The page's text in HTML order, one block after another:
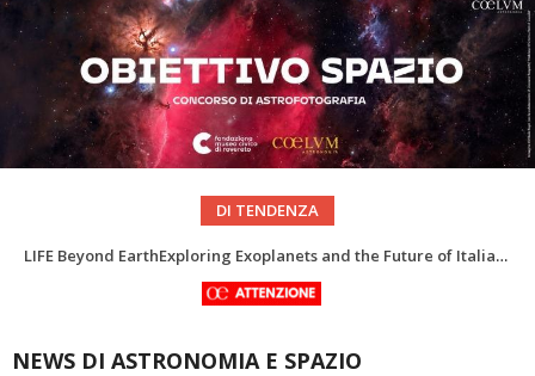
DI TENDENZA
In ricordo di Riccardo Pozzobon geologo dei mondi nascosti
NEWS DI ASTRONOMIA E SPAZIO